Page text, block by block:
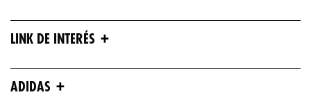
LINK DE INTERÉS +
ADIDAS +